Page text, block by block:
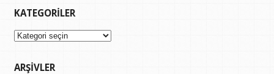
KATEGORILER
Kategoriler
ARŞIVLER